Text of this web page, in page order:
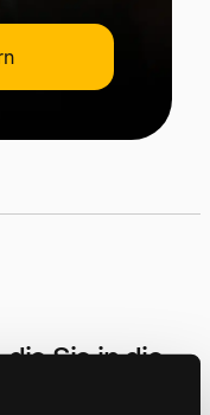
Sie in die
zu